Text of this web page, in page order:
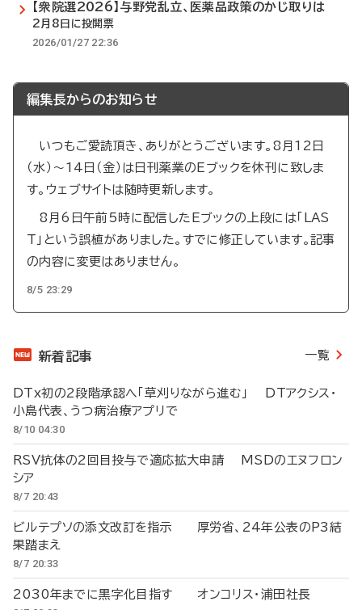
【衆院選2026】与野党乱立、医薬品政策のかじ取りは
2月8日に投開票
2026/01/27 22:36
編集長からのお知らせ
いつもご愛読頂き、ありがとうございます。8月12日
（水）～14日（金）は日刊薬業のEブックを休刊に致しま
す。ウェブサイトは随時更新します。
8月6日午前5時に配信したEブックの上段には「LAS
T」という誤植がありました。すでに修正しています。記事
の内容に変更はありません。
8/5 23:29
新着記事 一覧
DTx初の2段階承認へ「草刈りながら進む」 DTアクシス・
小島代表、うつ病治療アプリで
8/10 04:30
RSV抗体の2回目投与で適応拡大申請 MSDのエヌフロン
シア
8/7 20:43
ビルテプソの添文改訂を指示 厚労省、24年公表のP3結
果踏まえ
8/7 20:33
2030年までに黒字化目指す オンコリス・浦田社長